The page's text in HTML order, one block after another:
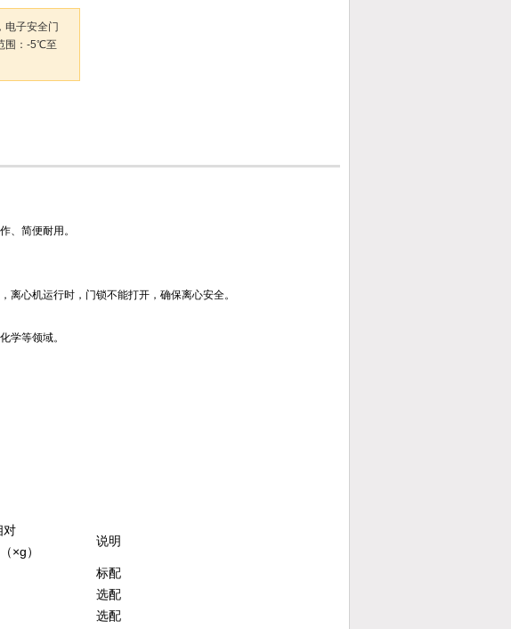
电子安全门
围：-5℃至
、简便耐用。
心机运行时，门锁不能打开，确保离心安全。
学等领域。
对
×g）
说明
标配
选配
选配